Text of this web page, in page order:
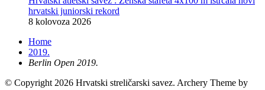
hrvatski juniorski rekord
8 kolovoza 2026
Home
2019.
Berlin Open 2019.
© Copyright 2026 Hrvatski streličarski savez. Archery Theme by